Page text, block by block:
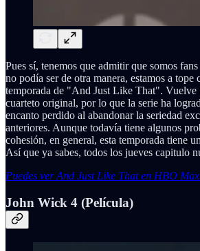
Pues sí, tenemos que admitir que somos
no podía ser de otra manera, estamos a tope
temporada de "And Just Like That". Vuelve
cuarteto original, por lo que la serie ha
encanto perdido al abandonar la seriedad
anteriores. Aunque todavía tiene algunos
cohesión, en general, esta temporada tiene
Así que ya sabes, todos los jueves capitulo
Puedes ver And Just Like That en HBO
John Wick 4 (Película)